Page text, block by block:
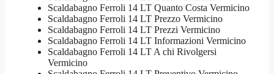
Scaldabagno Ferroli 14 LT Quanto Costa Vermicino
Scaldabagno Ferroli 14 LT Prezzo Vermicino
Scaldabagno Ferroli 14 LT Prezzi Vermicino
Scaldabagno Ferroli 14 LT Informazioni Vermicino
Scaldabagno Ferroli 14 LT A chi Rivolgersi
Vermicino